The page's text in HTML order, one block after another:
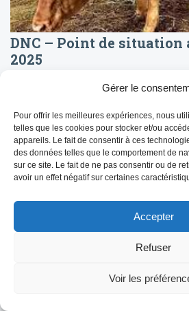
Gérer le
Pour offrir les meilleures expériences, nous
telles que les cookies pour stocker et/ou
appareils. Le fait de consentir à ces
des données telles que le comportement de
sur ce site. Le fait de ne pas consentir ou de
avoir un effet négatif sur certaines
Accepter
Refuser
Voir les
DNC – Point de situation
2025
surveillance renforcée avec une situation
concernant la progression de la maladie,